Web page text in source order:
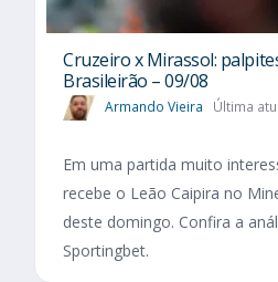
Cruzeiro x Mirassol:
Brasileirão – 09/08
Armando Vieira Última
Em uma partida muito
recebe o Leão Caipira no
deste domingo. Confira a
Sportingbet.